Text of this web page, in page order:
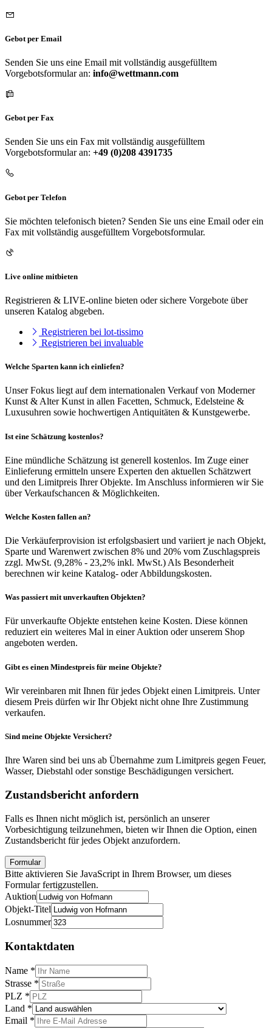
Gebot per Email
Senden Sie uns eine Email mit vollständig ausgefülltem
Vorgebotsformular an: info@wettmann.com
Gebot per Fax
Senden Sie uns ein Fax mit vollständig ausgefülltem
Vorgebotsformular an: +49 (0)208 4391735
Gebot per Telefon
Sie möchten telefonisch bieten? Senden Sie uns eine Email oder ein
Fax mit vollständig ausgefülltem Vorgebotsformular.
Live online mitbieten
Registrieren & LIVE-online bieten oder sichere Vorgebote über
unseren Katalog abgeben.
Registrieren bei lot-tissimo
Registrieren bei invaluable
Welche Sparten kann ich einliefen?
Unser Fokus liegt auf dem internationalen Verkauf von Moderner
Kunst & Alter Kunst in allen Facetten, Schmuck, Edelsteine &
Luxusuhren sowie hochwertigen Antiquitäten & Kunstgewerbe.
Ist eine Schätzung kostenlos?
Eine mündliche Schätzung ist generell kostenlos. Im Zuge einer
Einlieferung ermitteln unsere Experten den aktuellen Schätzwert
und den Limitpreis Ihrer Objekte. Im Anschluss informieren wir Sie
über Verkaufschancen & Möglichkeiten.
Welche Kosten fallen an?
Die Verkäuferprovision ist erfolgsbasiert und variiert je nach Objekt,
Sparte und Warenwert zwischen 8% und 20% vom Zuschlagspreis
zzgl. MwSt. (9,28% - 23,2% inkl. MwSt.) Als Besonderheit
berechnen wir keine Katalog- oder Abbildungskosten.
Was passiert mit unverkauften Objekten?
Für unverkaufte Objekte entstehen keine Kosten. Diese können
reduziert ein weiteres Mal in einer Auktion oder unserem Shop
angeboten werden.
Gibt es einen Mindestpreis für meine Objekte?
Wir vereinbaren mit Ihnen für jedes Objekt einen Limitpreis. Unter
diesem Preis dürfen wir Ihr Objekt nicht ohne Ihre Zustimmung
verkaufen.
Sind meine Objekte Versichert?
Ihre Waren sind bei uns ab Übernahme zum Limitpreis gegen Feuer,
Wasser, Diebstahl oder sonstige Beschädigungen versichert.
Zustandsbericht anfordern
Falls es Ihnen nicht möglich ist, persönlich an unserer
Vorbesichtigung teilzunehmen, bieten wir Ihnen die Option, einen
Zustandsbericht für jedes Objekt anzufordern.
Formular
Bitte aktivieren Sie JavaScript in Ihrem Browser, um dieses
Formular fertigzustellen.
Auktion
Objekt-Titel
Losnummer
Kontaktdaten
Name *
Strasse *
PLZ *
Land *
Email *